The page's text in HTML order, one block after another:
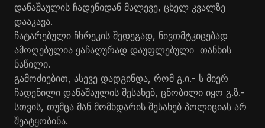
დანაშაულის ჩადენიდან მალევე, ცხელ კვალზე
დააკავა.
ჩატარებული ჩხრეკის შედეგად, ნივთმტკიცებად
ამოღებულია ყაჩაღურად დაუფლებული თანხის
ნაწილი.
გამოძიებით, ასევე დადგინდა, რომ გ.ი.- ს მიერ
ჩადენილი დანაშაულის შესახებ, ცნობილი იყო გ.ზ.-
სთვის, თუმცა მან მომხდარის შესახებ პოლიციას არ
შეატყობინა.